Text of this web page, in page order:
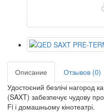
Описание
Отзывов (0)
Удостоєний безлічі нагород
(SAXT) забезпечує чудову
Fi і домашньому кінотеатрі.